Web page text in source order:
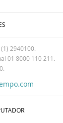
2940100.
01 8000 110 211.